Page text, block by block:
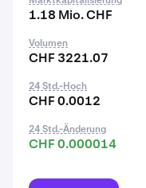
1.18 Mio. CHF
Volumen
CHF 3221.07
24 Std.-Hoch
CHF 0.0012
24 Std.-Änderung
CHF 0.000014